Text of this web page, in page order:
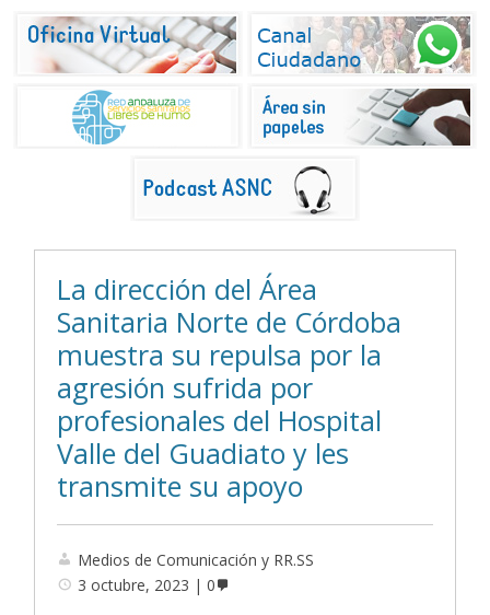
La dirección del Área
Sanitaria Norte de Córdoba
muestra su repulsa por la
agresión sufrida por
profesionales del Hospital
Valle del Guadiato y les
transmite su apoyo
Medios de Comunicación y RR.SS
3 octubre, 2023
0